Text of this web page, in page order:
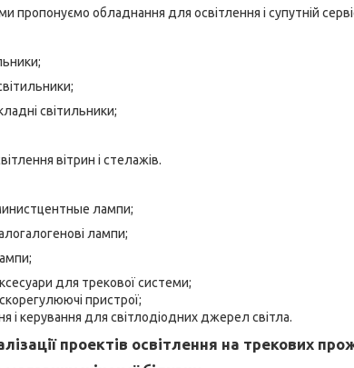
пропонуємо обладнання для освітлення і супутній
світильники;
вітрин і стелажів.
лампи;
лампи;
для трекової системи;
пристрої;
і керування для світлодіодних джерел світла.
проектів освітлення на трекових